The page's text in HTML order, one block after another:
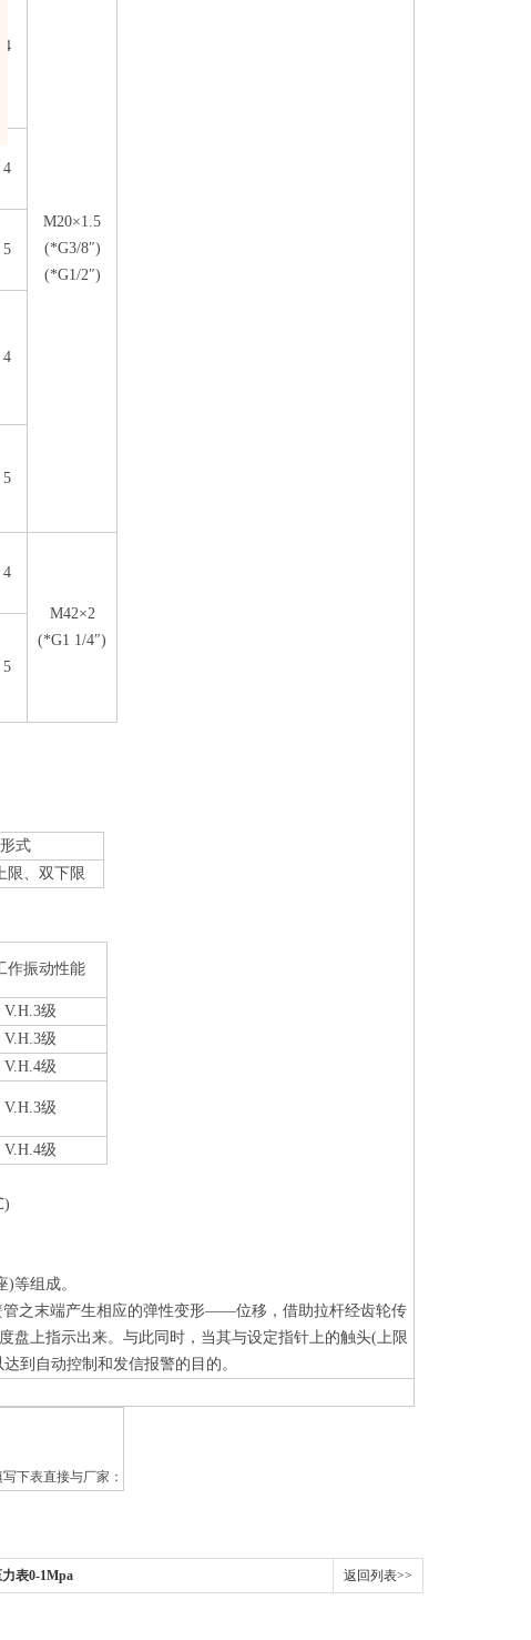
4
M20×1.5
(*G3/8″)
(*G1/2″)
4
5
4
5
4
M42×2
(*G1 1/4″)
5
式
限、双下限
作振动性能
V.H.3级
V.H.3级
V.H.4级
V.H.3级
V.H.4级
)
)等组成。
之末端产生相应的弹性变形——位移，借助拉杆经齿轮传
盘上指示出来。与此同时，当其与设定指针上的触头(上限
到自动控制和发信报警的目的。
下表直接与厂家：
表0-1Mpa 返回列表>>